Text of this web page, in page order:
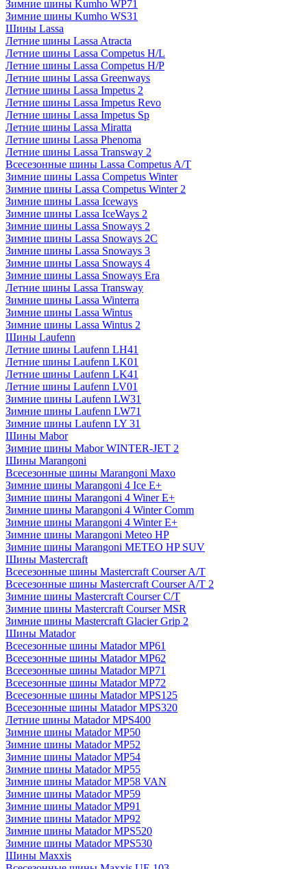
Зимние шины Kumho WP71
Зимние шины Kumho WS31
Шины Lassa
Летние шины Lassa Atracta
Летние шины Lassa Competus H/L
Летние шины Lassa Competus H/P
Летние шины Lassa Greenways
Летние шины Lassa Impetus 2
Летние шины Lassa Impetus Revo
Летние шины Lassa Impetus Sp
Летние шины Lassa Miratta
Летние шины Lassa Phenoma
Летние шины Lassa Transway 2
Всесезонные шины Lassa Competus A/T
Зимние шины Lassa Competus Winter
Зимние шины Lassa Competus Winter 2
Зимние шины Lassa Iceways
Зимние шины Lassa IceWays 2
Зимние шины Lassa Snoways 2
Зимние шины Lassa Snoways 2C
Зимние шины Lassa Snoways 3
Зимние шины Lassa Snoways 4
Зимние шины Lassa Snoways Era
Летние шины Lassa Transway
Зимние шины Lassa Winterra
Зимние шины Lassa Wintus
Зимние шины Lassa Wintus 2
Шины Laufenn
Летние шины Laufenn LH41
Летние шины Laufenn LK01
Летние шины Laufenn LK41
Летние шины Laufenn LV01
Зимние шины Laufenn LW31
Зимние шины Laufenn LW71
Зимние шины Laufenn LY 31
Шины Mabor
Зимние шины Mabor WINTER-JET 2
Шины Marangoni
Всесезонные шины Marangoni Maxo
Зимние шины Marangoni 4 Ice E+
Зимние шины Marangoni 4 Winer E+
Зимние шины Marangoni 4 Winter Comm
Зимние шины Marangoni 4 Winter E+
Зимние шины Marangoni Meteo HP
Зимние шины Marangoni METEO HP SUV
Шины Mastercraft
Всесезонные шины Mastercraft Courser A/T
Всесезонные шины Mastercraft Courser A/T 2
Зимние шины Mastercraft Courser C/T
Зимние шины Mastercraft Courser MSR
Зимние шины Mastercraft Glacier Grip 2
Шины Matador
Всесезонные шины Matador MP61
Всесезонные шины Matador MP62
Всесезонные шины Matador MP71
Всесезонные шины Matador MP72
Всесезонные шины Matador MPS125
Всесезонные шины Matador MPS320
Летние шины Matador MPS400
Зимние шины Matador MP50
Зимние шины Matador MP52
Зимние шины Matador MP54
Зимние шины Matador MP55
Зимние шины Matador MP58 VAN
Зимние шины Matador MP59
Зимние шины Matador MP91
Зимние шины Matador MP92
Зимние шины Matador MPS520
Зимние шины Matador MPS530
Шины Maxxis